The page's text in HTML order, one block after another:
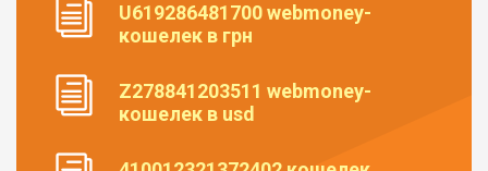
U619286481700 webmoney-
кошелек в грн
Z278841203511 webmoney-
кошелек в usd